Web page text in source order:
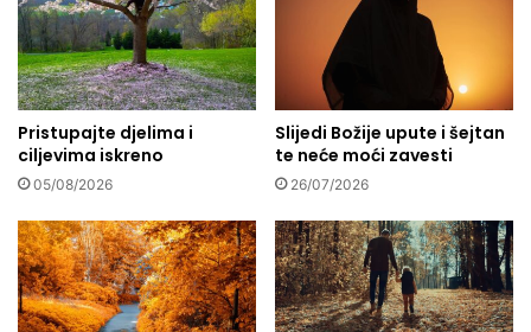
s
r
e
ć
u
k
a
n
i
d
a
t
h
r
a
m
a
u
B
i
a
ć
u
Pristupajte djelima i
ciljevima iskreno
05/08/2026
Slijedi Božije upute i šejtan
te neće moći zavesti
26/07/2026